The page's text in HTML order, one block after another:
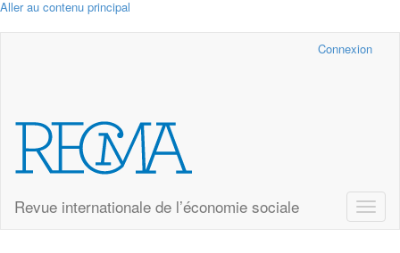
Aller au contenu principal
Connexion
Revue internationale de l’économie sociale
Toggle